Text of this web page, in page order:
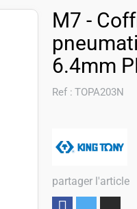
M7 -
6.4mm
Ref : TOPA203N
partager l'article